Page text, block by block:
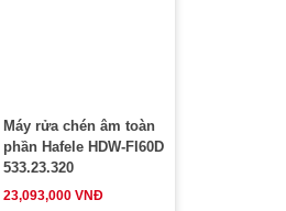
Máy rửa chén âm toàn
phần Hafele HDW-FI60D
533.23.320
23,093,000 VNĐ